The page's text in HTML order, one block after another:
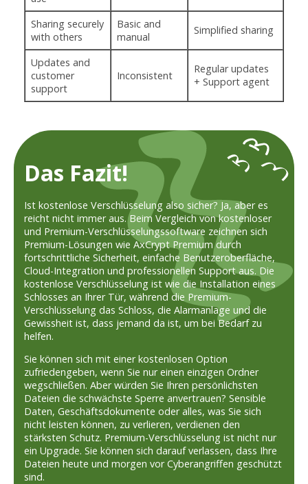
Sharing securely
with others
Basic and
manual
Simplified sharing
Updates and
customer
support
Inconsistent
Regular updates
+ Support agent
Das Fazit!
Ist kostenlose Verschlüsselung also sicher? Ja, aber es
reicht nicht immer aus. Beim Vergleich von kostenloser
und Premium-Verschlüsselungssoftware zeichnen sich
Premium-Lösungen wie AxCrypt Premium durch
fortschrittliche Sicherheit, einfache Benutzeroberfläche,
Cloud-Integration und professionellen Support aus. Die
kostenlose Verschlüsselung ist wie die Installation eines
Schlosses an Ihrer Tür, während die Premium-
Verschlüsselung das Schloss, die Alarmanlage und die
Gewissheit ist, dass jemand da ist, um bei Bedarf zu
helfen.
Sie können sich mit einer kostenlosen Option
zufriedengeben, wenn Sie nur einen einzigen Ordner
wegschließen. Aber würden Sie Ihren persönlichsten
Dateien die schwächste Sperre anvertrauen? Sensible
Daten, Geschäftsdokumente oder alles, was Sie sich
nicht leisten können, zu verlieren, verdienen den
stärksten Schutz. Premium-Verschlüsselung ist nicht nur
ein Upgrade. Sie können sich darauf verlassen, dass Ihre
Dateien heute und morgen vor Cyberangriffen geschützt
sind.